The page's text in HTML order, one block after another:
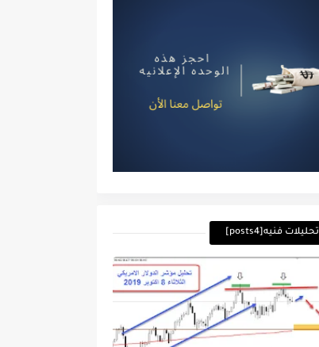
تحليلات فنيه[posts4]